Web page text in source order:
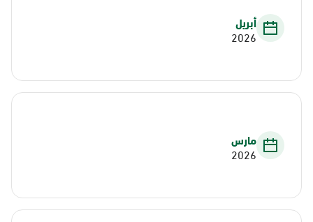
أبريل
2026
مارس
2026